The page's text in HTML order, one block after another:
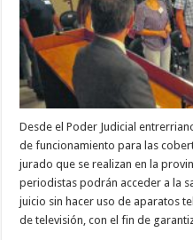
Desde el Poder Judicial
de funcionamiento para las
jurado que se realizan en la
periodistas podrán acceder a la
juicio sin hacer uso de aparatos
de televisión, con el fin de